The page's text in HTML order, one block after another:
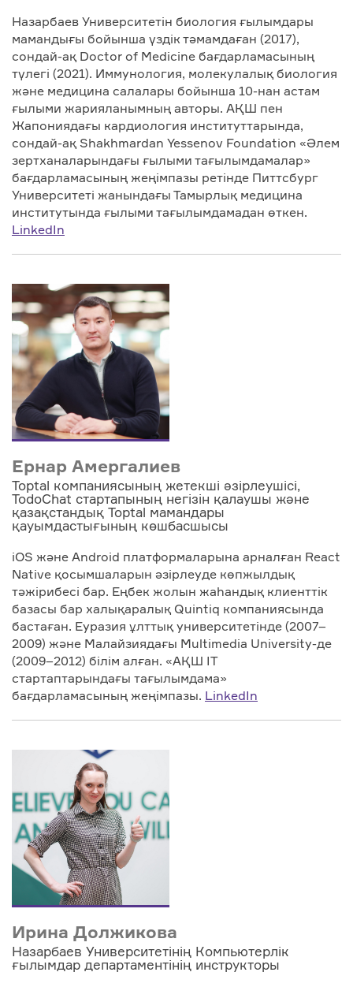
Назарбаев Университетін биология ғылымдары
мамандығы бойынша үздік тәмамдаған (2017),
сондай-ақ Doctor of Medicine бағдарламасының
түлегі (2021). Иммунология, молекулалық биология
және медицина салалары бойынша 10-нан астам
ғылыми жарияланымның авторы. АҚШ пен
Жапониядағы кардиология институттарында,
сондай-ақ Shakhmardan Yessenov Foundation «Әлем
зертханаларындағы ғылыми тағылымдамалар»
бағдарламасының жеңімпазы ретінде Питтсбург
Университеті жанындағы Тамырлық медицина
институтында ғылыми тағылымдамадан өткен.
LinkedIn
Ернар Амергалиев
Toptal компаниясының жетекші әзірлеушісі,
TodoChat стартапының негізін қалаушы және
қазақстандық Toptal мамандары
қауымдастығының көшбасшысы
iOS және Android платформаларына арналған React
Native қосымшаларын әзірлеуде көпжылдық
тәжірибесі бар. Еңбек жолын жаһандық клиенттік
базасы бар халықаралық Quintiq компаниясында
бастаған. Еуразия ұлттық университетінде (2007–
2009) және Малайзиядағы Multimedia University-де
(2009–2012) білім алған. «АҚШ IT
стартаптарындағы тағылымдама»
бағдарламасының жеңімпазы. LinkedIn
Ирина Должикова
Назарбаев Университетінің Компьютерлік
ғылымдар департаментінің инструкторы